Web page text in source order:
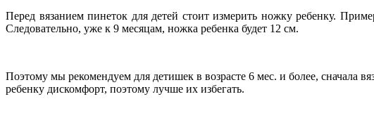
Перед вязанием пинеток для детей стоит измерить ножку ребенку.
Следовательно, уже к 9 месяцам, ножка ребенка будет 12 см.
Поэтому мы рекомендуем для детишек в возрасте 6 мес. и более, сначала
ребенку дискомфорт, поэтому лучше их избегать.